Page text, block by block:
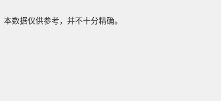
本数据仅供参考，并不十分精确。